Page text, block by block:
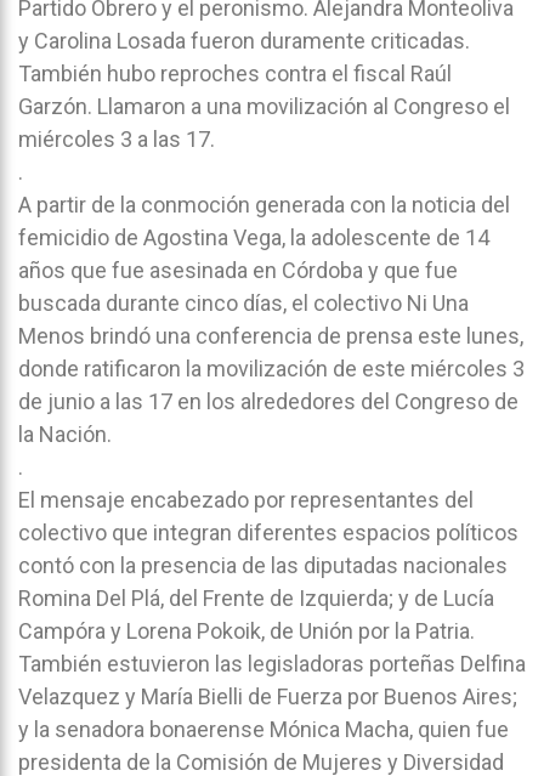
Partido Obrero y el peronismo. Alejandra Monteoliva
y Carolina Losada fueron duramente criticadas.
También hubo reproches contra el fiscal Raúl
Garzón. Llamaron a una movilización al Congreso el
miércoles 3 a las 17.
.
A partir de la conmoción generada con la noticia del
femicidio de Agostina Vega, la adolescente de 14
años que fue asesinada en Córdoba y que fue
buscada durante cinco días, el colectivo Ni Una
Menos brindó una conferencia de prensa este lunes,
donde ratificaron la movilización de este miércoles 3
de junio a las 17 en los alrededores del Congreso de
la Nación.
.
El mensaje encabezado por representantes del
colectivo que integran diferentes espacios políticos
contó con la presencia de las diputadas nacionales
Romina Del Plá, del Frente de Izquierda; y de Lucía
Campóra y Lorena Pokoik, de Unión por la Patria.
También estuvieron las legisladoras porteñas Delfina
Velazquez y María Bielli de Fuerza por Buenos Aires;
y la senadora bonaerense Mónica Macha, quien fue
presidenta de la Comisión de Mujeres y Diversidad